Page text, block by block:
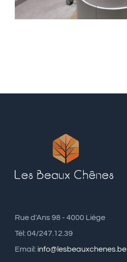
Rue d'Ans 98 - 4000 Liège
Tél: 04/247.12.39
Email: info@lesbeauxchenes.be